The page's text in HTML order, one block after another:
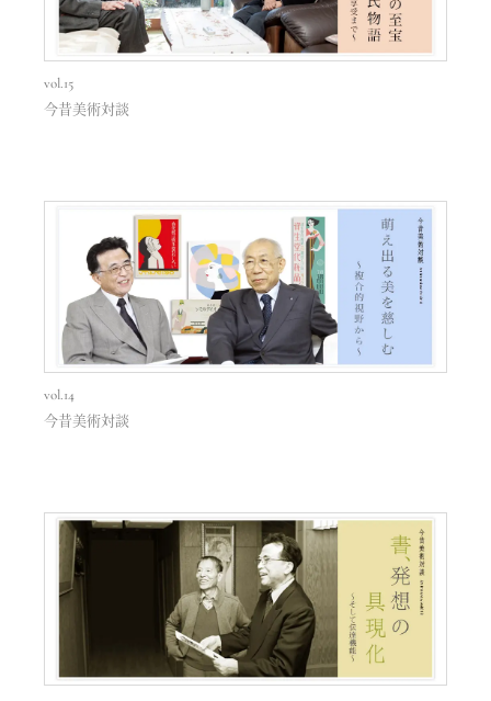
vol.15
今昔美術対談
vol.14
今昔美術対談